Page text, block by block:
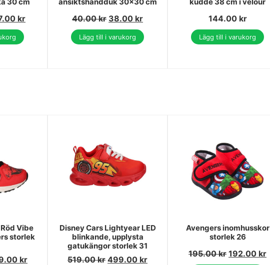
kr 40.00kr 38.00 kr
Lägg till i varukorg
144.00 kr
Lägg till i varukorg
Vibe
storlek
kr
Disney Cars Lightyear LED
blinkande, upplysta
gatukängor storlek 31
519.00kr 499.00 kr
Avengers inomhusskor
storlek 26
195.00kr 192.00 kr